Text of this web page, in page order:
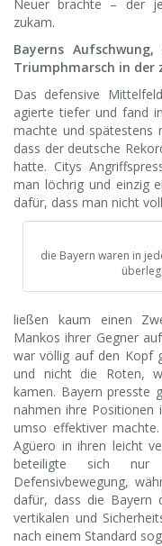
Neuer brachte – der
zukam.
Bayerns
Triumphmarsch in der
Das defensive
agierte tiefer und fand
machte und spätestens
dass der deutsche
hatte. Citys
man löchrig und einzig
dafür, dass man nicht
die Bayern waren in
ließen kaum einen
Mankos ihrer Gegner
war völlig auf den Kopf
und nicht die Roten,
kamen. Bayern presste
nahmen ihre Positionen
umso effektiver
Agüero in ihren leicht
beteiligte sich nur
Defensivbewegung,
dafür, dass die Bayern
vertikalen und
nach einem Standard